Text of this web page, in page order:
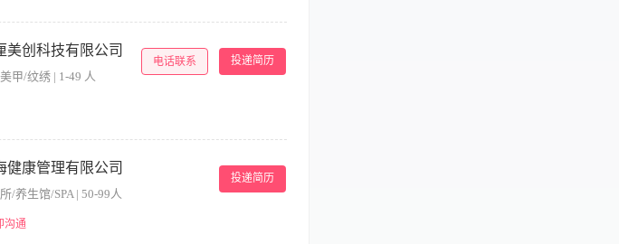
员的动员及培训 4.负责各种会议、促销活动宣传品和陈列
信息的收集、监测、反馈、分析，制定相应的促销方案.
佳； 2、敬业爱岗，吃苦耐劳，诚实稳重； 3、具备良好
积极主动，自信、热情、有亲和力；
美创科技有限公司
甲/纹绣 | 1-49 人
电话联系 投递简历
课老师做好排课、学员登记、耗材管理、教室环境整理、
摄口播短视频，稳定收集原始拍摄素材； 4.基础线上工作
欢美业，擅长与人沟通，共情力强，能听懂女性创业者、
，擅长客户跟进； 4.不需要专业剪辑能力，有销售、客
约到店数量 3.月度素材稳定产出数量
健康管理有限公司
/养生馆/SPA | 50-99人
投递简历
沟通